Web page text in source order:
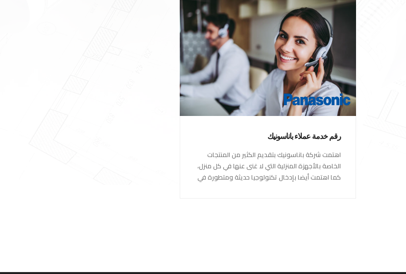
رقم خدمة عملاء باناسونيك
اهتمت شركة باناسونيك بتقديم الكثير من المنتجات
الخاصة بالأجهزة المنزلية التي لا غنى عنها في كل منزل،
كما اهتمت أيضا بإدخال تكنولوجيا حديثة ومتطورة في